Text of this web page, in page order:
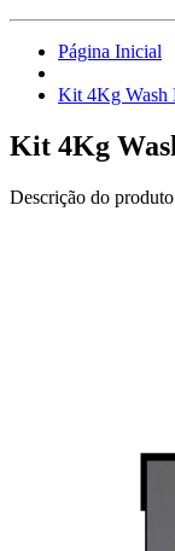
Página Inicial
Kit 4Kg Wash
Kit 4Kg
Descrição do produto